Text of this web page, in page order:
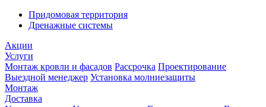
Придомовая территория
Дренажные системы
Акции
Услуги
Монтаж кровли и фасадов Рассрочка Проектирование
Выездной менеджер Установка молниезащиты
Монтаж
Доставка